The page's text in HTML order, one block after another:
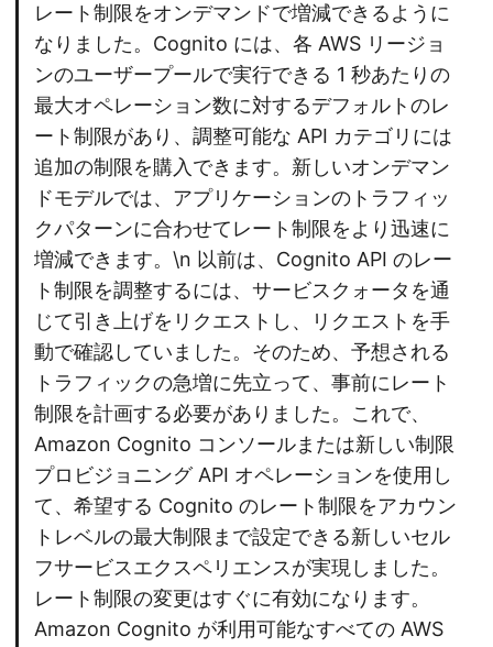
レート制限をオンデマンドで増減できるように
なりました。Cognito には、各 AWS リージョ
ンのユーザープールで実行できる 1 秒あたりの
最大オペレーション数に対するデフォルトのレ
ート制限があり、調整可能な API カテゴリには
追加の制限を購入できます。新しいオンデマン
ドモデルでは、アプリケーションのトラフィッ
クパターンに合わせてレート制限をより迅速に
増減できます。\n 以前は、Cognito API のレー
ト制限を調整するには、サービスクォータを通
じて引き上げをリクエストし、リクエストを手
動で確認していました。そのため、予想される
トラフィックの急増に先立って、事前にレート
制限を計画する必要がありました。これで、
Amazon Cognito コンソールまたは新しい制限
プロビジョニング API オペレーションを使用し
て、希望する Cognito のレート制限をアカウン
トレベルの最大制限まで設定できる新しいセル
フサービスエクスペリエンスが実現しました。
レート制限の変更はすぐに有効になります。
Amazon Cognito が利用可能なすべての AWS